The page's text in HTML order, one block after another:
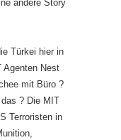
andere Story
Türkei hier in
Agenten Nest
mit Büro ?
? Die MIT
Terroristen in